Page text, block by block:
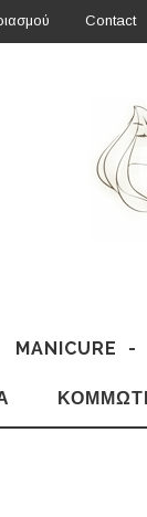
Contact
MANICURE -